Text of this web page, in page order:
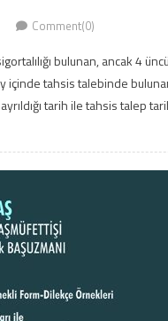
Comment(0)
bulunan, ancak 4
içinde tahsis talebinde
tarih ile tahsis talep